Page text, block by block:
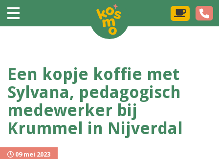
Een kopje koffie met
Sylvana, pedagogisch
medewerker bij
Krummel in Nijverdal
09 mei 2023